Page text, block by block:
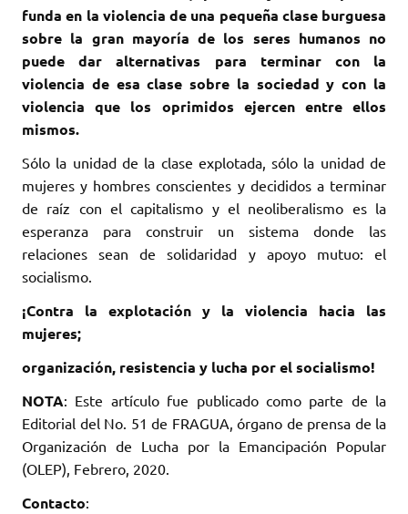
funda en la violencia de una pequeña clase burguesa
sobre la gran mayoría de los seres humanos no
puede dar alternativas para terminar con la
violencia de esa clase sobre la sociedad y con la
violencia que los oprimidos ejercen entre ellos
mismos.
Sólo la unidad de la clase explotada, sólo la unidad de
mujeres y hombres conscientes y decididos a terminar
de raíz con el capitalismo y el neoliberalismo es la
esperanza para construir un sistema donde las
relaciones sean de solidaridad y apoyo mutuo: el
socialismo.
¡Contra la explotación y la violencia hacia las
mujeres;
organización, resistencia y lucha por el socialismo!
NOTA: Este artículo fue publicado como parte de la
Editorial del No. 51 de FRAGUA, órgano de prensa de la
Organización de Lucha por la Emancipación Popular
(OLEP), Febrero, 2020.
Contacto: